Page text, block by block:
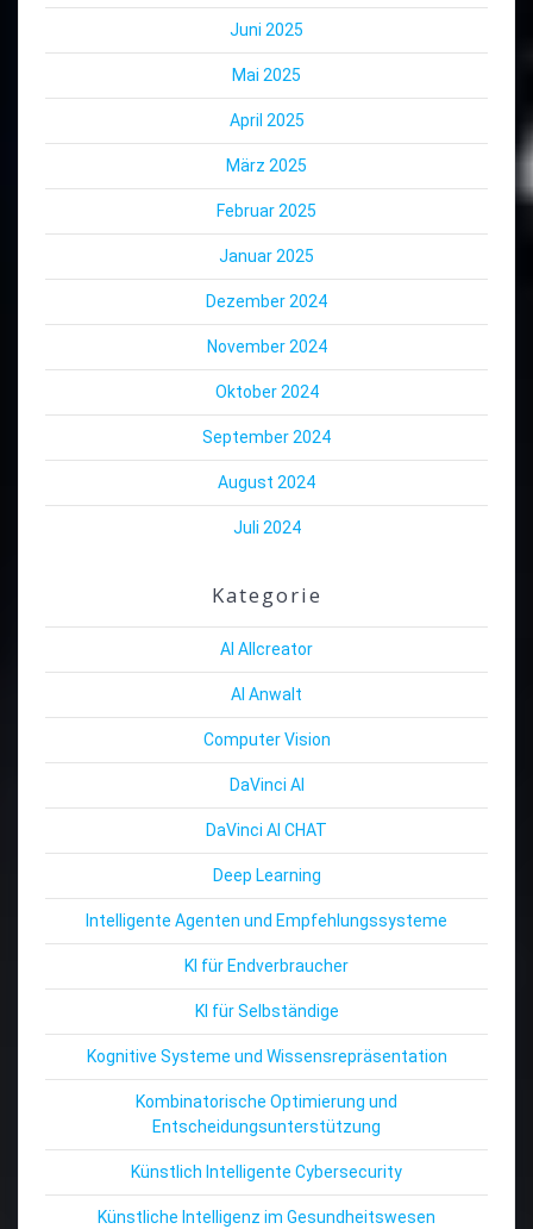
Juni 2025
Mai 2025
April 2025
März 2025
Februar 2025
Januar 2025
Dezember 2024
November 2024
Oktober 2024
September 2024
August 2024
Juli 2024
Kategorie
AI Allcreator
AI Anwalt
Computer Vision
DaVinci AI
DaVinci AI CHAT
Deep Learning
Intelligente Agenten und Empfehlungssysteme
KI für Endverbraucher
KI für Selbständige
Kognitive Systeme und Wissensrepräsentation
Kombinatorische Optimierung und
Entscheidungsunterstützung
Künstlich Intelligente Cybersecurity
Künstliche Intelligenz im Gesundheitswesen